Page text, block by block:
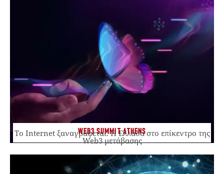
WEB3 SUMMIT ATHENS
Το Internet ξαναγράφεται. Η Ελλάδα στο επίκεντρο της
Web3 μετάβασης